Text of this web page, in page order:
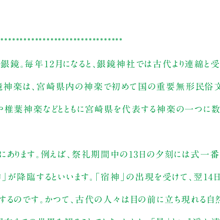
。毎年12月になると、銀鏡神社では古代より連綿と
神楽は、宮崎県内の神楽で初めて国の重要無形民俗
葉神楽などとともに宮崎県を代表する神楽の一つに数
あります。例えば、祭礼期間中の13日の夕刻には式一
が降臨するといいます。「宿神」の出現を受けて、翌
のです。かつて、古代の人々は目の前に立ち現れる自